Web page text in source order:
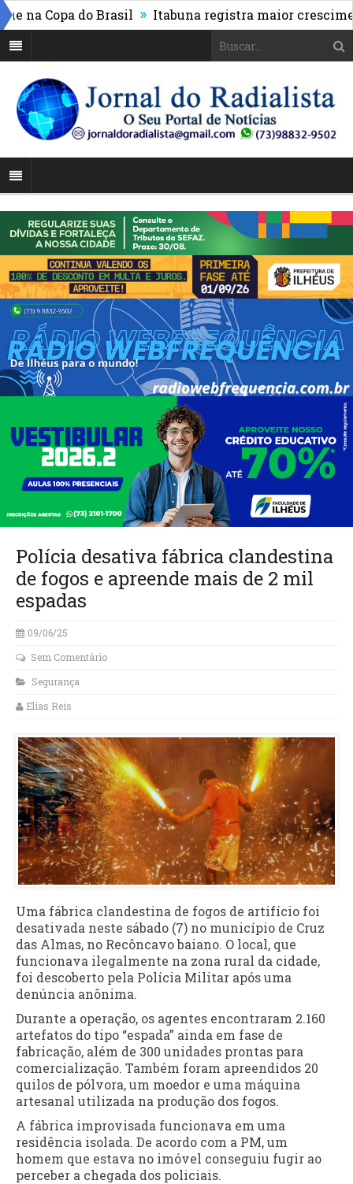
Copa do Brasil » Itabuna registra maior crescimento
Polícia desativa fábrica clandestina
de fogos e apreende mais de 2 mil
espadas
09/06/25
Sem Comentário
Segurança
Elias Reis
Uma fábrica clandestina de fogos de artifício foi
desativada neste sábado (7) no município de Cruz
das Almas, no Recôncavo baiano. O local, que
funcionava ilegalmente na zona rural da cidade,
foi descoberto pela Polícia Militar após uma
denúncia anônima.
Durante a operação, os agentes encontraram 2.160
artefatos do tipo “espada” ainda em fase de
fabricação, além de 300 unidades prontas para
comercialização. Também foram apreendidos 20
quilos de pólvora, um moedor e uma máquina
artesanal utilizada na produção dos fogos.
A fábrica improvisada funcionava em uma
residência isolada. De acordo com a PM, um
homem que estava no imóvel conseguiu fugir ao
perceber a chegada dos policiais.